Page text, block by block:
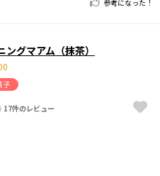
参考になった！
ングマアム（抹茶）
子
17件のレビュー